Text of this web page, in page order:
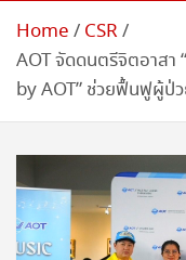
Home
CSR
AOT จัดดนตรีจิตอาสา
by AOT” ช่วยฟื้นฟูผู้ป่